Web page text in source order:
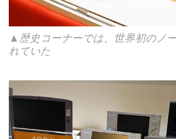
▲歴史コーナーでは、世界初のノ
れていた